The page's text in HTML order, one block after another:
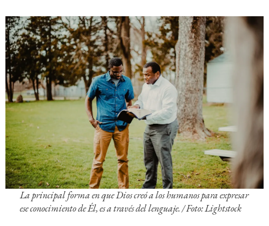
La principal forma en que Dios creó a los humanos para expresar
ese conocimiento de Él, es a través del lenguaje. / Foto: Lightstock